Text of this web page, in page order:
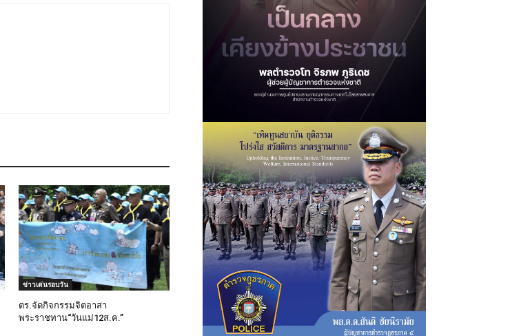
ข่าวเด่นรอบวัน
ตร.จัดกิจกรรมจิตอาสา
พระราชทาน“วันแม่12ส.ค.”